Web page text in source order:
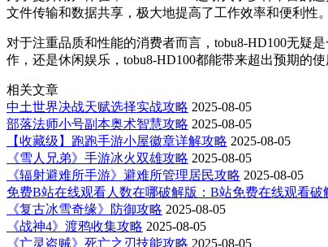
文件传输和数据共享，极大地提高了工作效率和便利性。
对于注重品质和性能的消费者而言，tobu8-HD100无疑
作，还是休闲娱乐，tobu8-HD100都能带来超出预期的
相关文章
中土世界决战天赋选择实战攻略 2025-08-05
部落法师小号副本奥术智慧攻略 2025-08-05
【收藏级】跑跑手游小屋徽章详解攻略 2025-08-05
《雪人兄弟》手游冰火双雄攻略 2025-08-05
《辐射避难所手游》避难所管理居民攻略 2025-08-05
免费B站在线观看人数在哪破解版：B站免费在线观看破
《复古冰雪奇缘》防御攻略 2025-08-05
《战神4》渡鸦收集攻略 2025-08-05
《亡灵盗贼》死亡之刃技能攻略 2025-08-05